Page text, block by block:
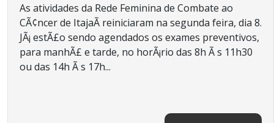
As atividades da Rede Feminina de Combate ao
CÃ¢ncer de ItajaÃ­ reiniciaram na segunda feira, dia 8.
JÃ¡ estÃ£o sendo agendados os exames preventivos,
para manhÃ£ e tarde, no horÃ¡rio das 8h Ã s 11h30
ou das 14h Ã s 17h...